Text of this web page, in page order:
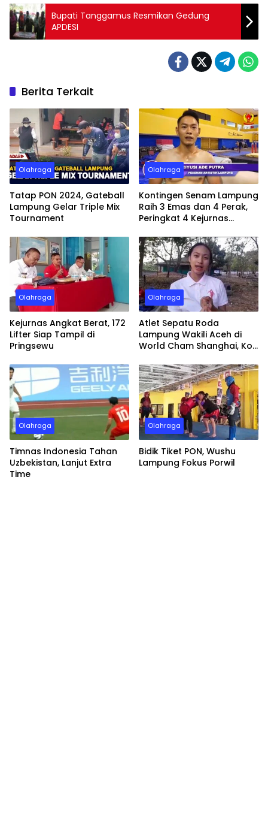
Bupati Tanggamus Resmikan Gedung
APDESI
Berita Terkait
Olahraga
Tatap PON 2024, Gateball
Lampung Gelar Triple Mix
Tournament
Olahraga
Kontingen Senam Lampung
Raih 3 Emas dan 4 Perak,
Peringkat 4 Kejurnas
Olahraga
Kejurnas Angkat Berat, 172
Lifter Siap Tampil di
Pringsewu
Olahraga
Atlet Sepatu Roda
Lampung Wakili Aceh di
World Cham Shanghai, Kok
Olahraga
Timnas Indonesia Tahan
Uzbekistan, Lanjut Extra
Time
Olahraga
Bidik Tiket PON, Wushu
Lampung Fokus Porwil